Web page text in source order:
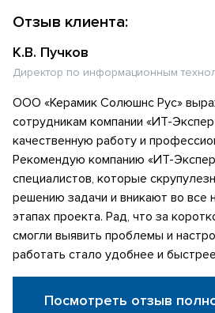
Отзыв клиента:
К.В. Пучков
Директор по информационным
ООО «Керамик Солюшнс Рус»
сотрудникам компании «ИТ-
качественную работу и
Рекомендую компанию «ИТ-
специалистов, которые
решению задачи и вникают во все
этапах проекта. Рад, что за
смогли выявить проблемы и
работать стало удобнее и
Посмотреть отзыв